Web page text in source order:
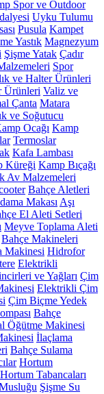
Spor ve Outdoor
Uyku Tulumu
Pusula Kampet
Yastık Magnezyum
Şişme Yatak Çadır
Spor
ve Halter Ürünleri
Ürünleri Valiz ve
Çanta Matara
ve Soğutucu
Ocağı Kamp
Termoslar
Kafa Lambası
Küreği Kamp Bıçağı
Av Malzemeleri
Bahçe Aletleri
Makası Aşı
El Aleti Setleri
Meyve Toplama Aleti
Bahçe Makineleri
Makinesi Hidrofor
Elektrikli
ve Yağları Çim
Elektrikli Çim
Çim Biçme Yedek
Bahçe
Öğütme Makinesi
İlaçlama
Bahçe Sulama
Hortum
Hortum Tabancaları
Şişme Su